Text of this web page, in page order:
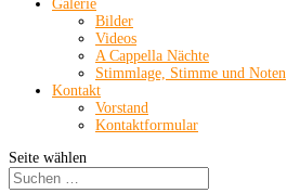
Galerie
Bilder
Videos
A Cappella Nächte
Stimmlage, Stimme und Noten
Kontakt
Vorstand
Kontaktformular
Seite wählen